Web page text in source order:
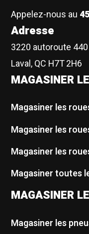
Appelez-nous au
Adresse
3220 autoroute 440
Laval, QC H7T 2H6
MAGASINER
Magasiner les
Magasiner les
Magasiner les
Magasiner toutes
MAGASINER
Magasiner les